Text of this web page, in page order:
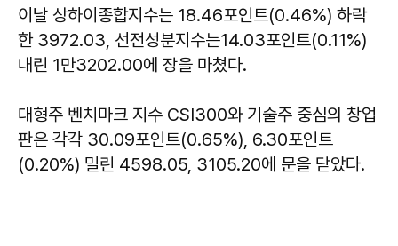
이날 상하이종합지수는 18.46포인트(0.46%) 하락
한 3972.03, 선전성분지수는14.03포인트(0.11%)
내린 1만3202.00에 장을 마쳤다.
대형주 벤치마크 지수 CSI300와 기술주 중심의 창업
판은 각각 30.09포인트(0.65%), 6.30포인트
(0.20%) 밀린 4598.05, 3105.20에 문을 닫았다.